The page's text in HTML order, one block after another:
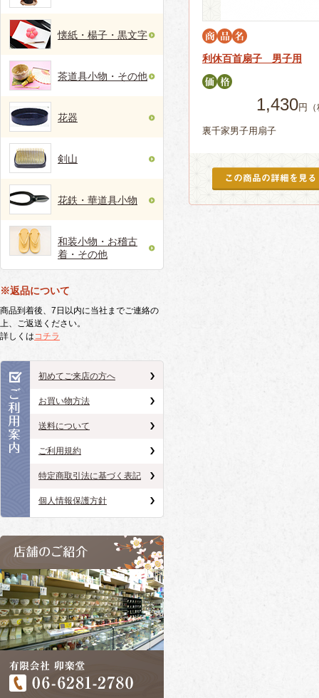
懐紙・楊子・黒文字
茶道具小物・その他
花器
剣山
花鉄・華道具小物
和装小物・お稽古
着・その他
※返品について
商品到着後、7日以内に当社までご連絡の
上、ご返送ください。
詳しくはコチラ
初めてご来店の方へ
お買い物方法
送料について
ご利用規約
特定商取引法に基づく表記
個人情報保護方針
利休百首扇子 男子用
1,430円
裏千家男子用扇子